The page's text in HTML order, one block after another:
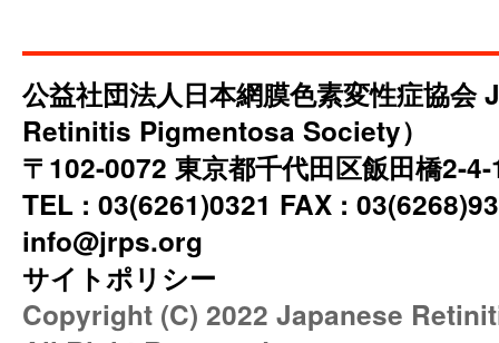
公益社団法人日本網膜色素変性症協会
Retinitis Pigmentosa Society）
〒102-0072 東京都千代田区飯田橋2-
TEL : 03(6261)0321 FAX :
info@jrps.org
サイトポリシー
Copyright (C) 2022 Japanese